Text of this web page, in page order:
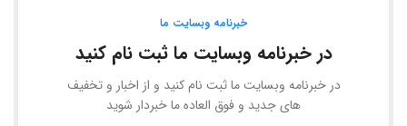
خبرنامه وبسایت ما
در خبرنامه وبسایت ما ثبت نام کنید
در خبرنامه وبسایت ما ثبت نام کنید و از اخبار و تخفیف
های جدید و فوق العاده ما خبردار شوید